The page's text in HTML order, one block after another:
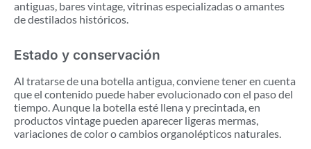
antiguas, bares vintage, vitrinas especializadas o amantes
de destilados históricos.
Estado y conservación
Al tratarse de una botella antigua, conviene tener en cuenta
que el contenido puede haber evolucionado con el paso del
tiempo. Aunque la botella esté llena y precintada, en
productos vintage pueden aparecer ligeras mermas,
variaciones de color o cambios organolépticos naturales.